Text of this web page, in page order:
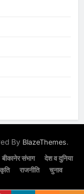
By BlazeThemes.
बीकानेर संभाग
देश व दुनिया
राजनीति चुनाव